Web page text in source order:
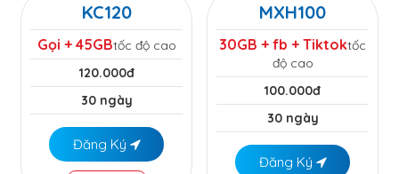
KC120
Gọi + 45GBtốc độ cao
120.000đ
30 ngày
Đăng Ký
MXH100
30GB + fb + Tiktoktốc
độ cao
100.000đ
30 ngày
Đăng Ký